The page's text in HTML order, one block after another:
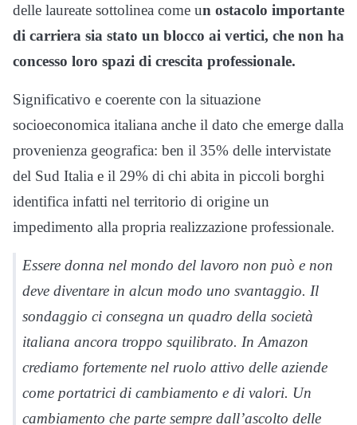
delle laureate sottolinea come un ostacolo importante
di carriera sia stato un blocco ai vertici, che non ha
concesso loro spazi di crescita professionale.
Significativo e coerente con la situazione
socioeconomica italiana anche il dato che emerge dalla
provenienza geografica: ben il 35% delle intervistate
del Sud Italia e il 29% di chi abita in piccoli borghi
identifica infatti nel territorio di origine un
impedimento alla propria realizzazione professionale.
Essere donna nel mondo del lavoro non può e non
deve diventare in alcun modo uno svantaggio. Il
sondaggio ci consegna un quadro della società
italiana ancora troppo squilibrato. In Amazon
crediamo fortemente nel ruolo attivo delle aziende
come portatrici di cambiamento e di valori. Un
cambiamento che parte sempre dall’ascolto delle